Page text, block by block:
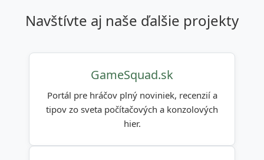
navštívte aj naše ďalšie projekty
GameSquad.sk
Portál pre hráčov plný noviniek, recenzií a
tipov zo sveta počítačových a konzolových
hier.